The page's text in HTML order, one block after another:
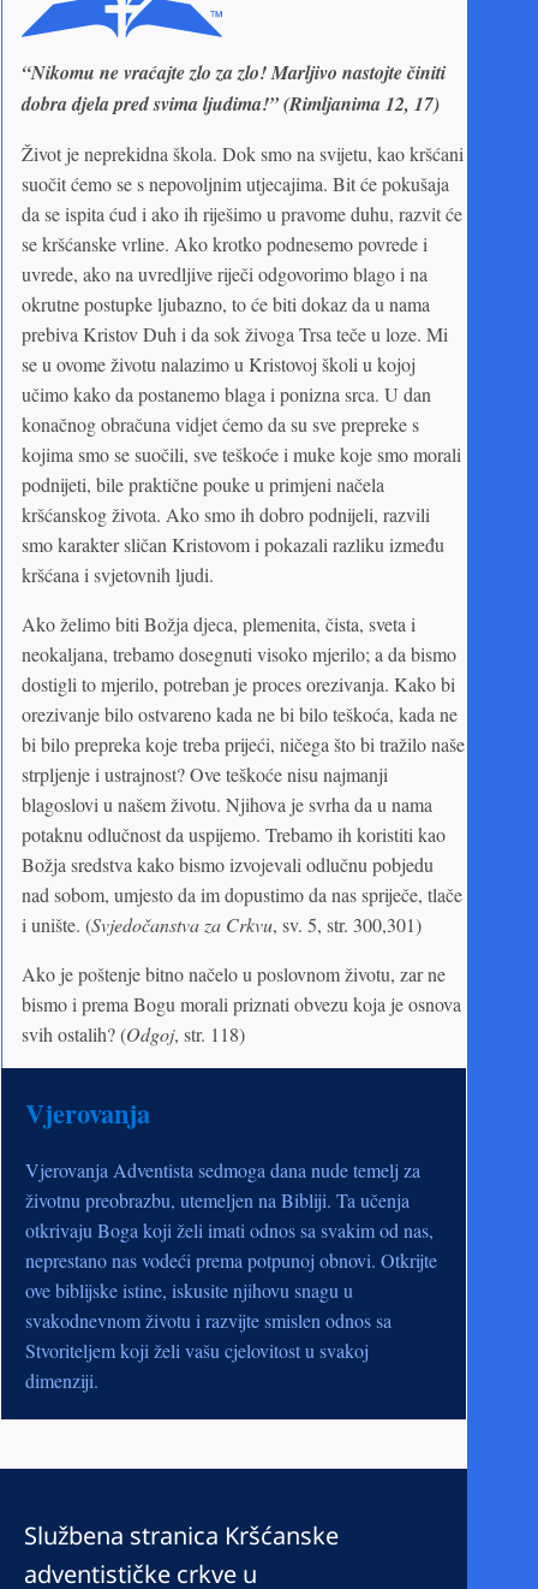
“Nikomu ne vraćajte zlo za zlo! Marljivo nastojte činiti
dobra djela pred svima ljudima!” (Rimljanima 12, 17)
Život je neprekidna škola. Dok smo na svijetu, kao kršćani
suočit ćemo se s nepovoljnim utjecajima. Bit će pokušaja
da se ispita ćud i ako ih riješimo u pravome duhu, razvit će
se kršćanske vrline. Ako krotko podnesemo povrede i
uvrede, ako na uvredljive riječi odgovorimo blago i na
okrutne postupke ljubazno, to će biti dokaz da u nama
prebiva Kristov Duh i da sok živoga Trsa teče u loze. Mi
se u ovome životu nalazimo u Kristovoj školi u kojoj
učimo kako da postanemo blaga i ponizna srca. U dan
konačnog obračuna vidjet ćemo da su sve prepreke s
kojima smo se suočili, sve teškoće i muke koje smo morali
podnijeti, bile praktične pouke u primjeni načela
kršćanskog života. Ako smo ih dobro podnijeli, razvili
smo karakter sličan Kristovom i pokazali razliku između
kršćana i svjetovnih ljudi.
Ako želimo biti Božja djeca, plemenita, čista, sveta i
neokaljana, trebamo dosegnuti visoko mjerilo; a da bismo
dostigli to mjerilo, potreban je proces orezivanja. Kako bi
orezivanje bilo ostvareno kada ne bi bilo teškoća, kada ne
bi bilo prepreka koje treba prijeći, ničega što bi tražilo naše
strpljenje i ustrajnost? Ove teškoće nisu najmanji
blagoslovi u našem životu. Njihova je svrha da u nama
potaknu odlučnost da uspijemo. Trebamo ih koristiti kao
Božja sredstva kako bismo izvojevali odlučnu pobjedu
nad sobom, umjesto da im dopustimo da nas spriječe, tlače
i unište. (Svjedočanstva za Crkvu, sv. 5, str. 300,301)
Ako je poštenje bitno načelo u poslovnom životu, zar ne
bismo i prema Bogu morali priznati obvezu koja je osnova
svih ostalih? (Odgoj, str. 118)
Vjerovanja
Vjerovanja Adventista sedmoga dana nude temelj za
životnu preobrazbu, utemeljen na Bibliji. Ta učenja
otkrivaju Boga koji želi imati odnos sa svakim od nas,
neprestano nas vodeći prema potpunoj obnovi. Otkrijte
ove biblijske istine, iskusite njihovu snagu u
svakodnevnom životu i razvijte smislen odnos sa
Stvoriteljem koji želi vašu cjelovitost u svakoj
dimenziji.
Službena stranica Kršćanske
adventističke crkve u